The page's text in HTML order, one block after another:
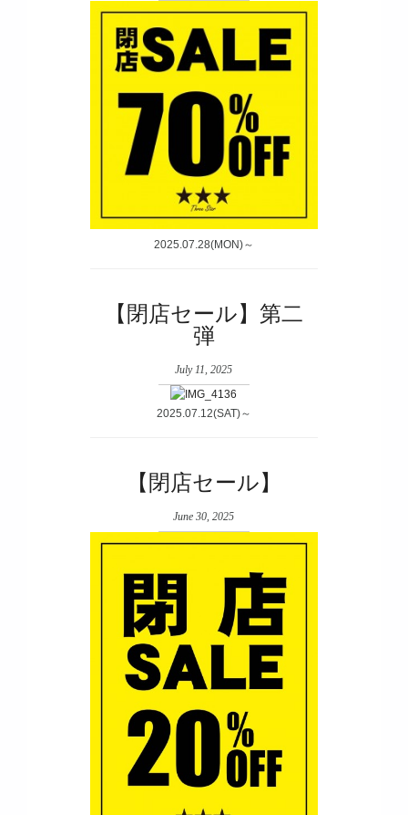
2025.07.28(MON)～
【閉店セール】第二
弾
July 11, 2025
2025.07.12(SAT)～
【閉店セール】
June 30, 2025